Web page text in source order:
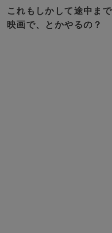
これもしかして途中ま
映画で、とかやるの？